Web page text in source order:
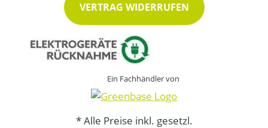
VERTRAG WIDERRUFEN
Ein Fachhändler von
* Alle Preise inkl. gesetzl.